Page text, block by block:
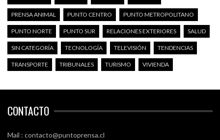
PRENSA ANIMAL PUNTO CENTRO PUNTO METROPOLITANO
PUNTO NORTE PUNTO SUR RELACIONES EXTERIORES SALUD
SIN CATEGORÍA TECNOLOGÍA TELEVISIÓN TENDENCIAS
TRANSPORTE TRIBUNALES TURISMO VIVIENDA
CONTACTO
Mail : contacto@puntoprensa.cl